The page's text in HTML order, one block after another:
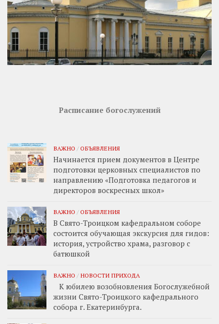
Расписание богослужений
ВАЖНО / ОБЪЯВЛЕНИЯ
Начинается прием документов в Центре
подготовки церковных специалистов по
направлению «Подготовка педагогов и
директоров воскресных школ»
ВАЖНО / ОБЪЯВЛЕНИЯ
В Свято-Троицком кафедральном соборе
состоится обучающая экскурсия для гидов:
история, устройство храма, разговор с
батюшкой
ВАЖНО / НОВОСТИ ПРИХОДА
К юбилею возобновления Богослужебной
жизни Свято-Троицкого кафедрального
собора г. Екатеринбурга.